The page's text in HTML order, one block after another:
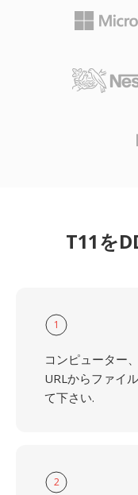
T11を
1
コンピューター
URLからファイ
て下さい.
2